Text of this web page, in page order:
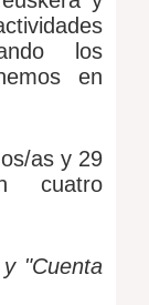
los
en
as y 29
cuatro
"Cuenta